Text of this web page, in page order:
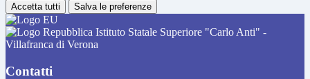
Accetta tutti Salva le preferenze
Istituto Statale Superiore "Carlo Anti" -
Villafranca di Verona
Contatti